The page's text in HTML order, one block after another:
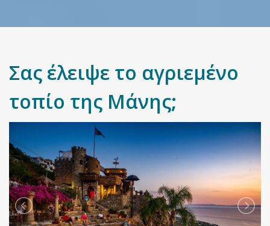
Σας έλειψε το αγριεμένο
τοπίο της Μάνης;